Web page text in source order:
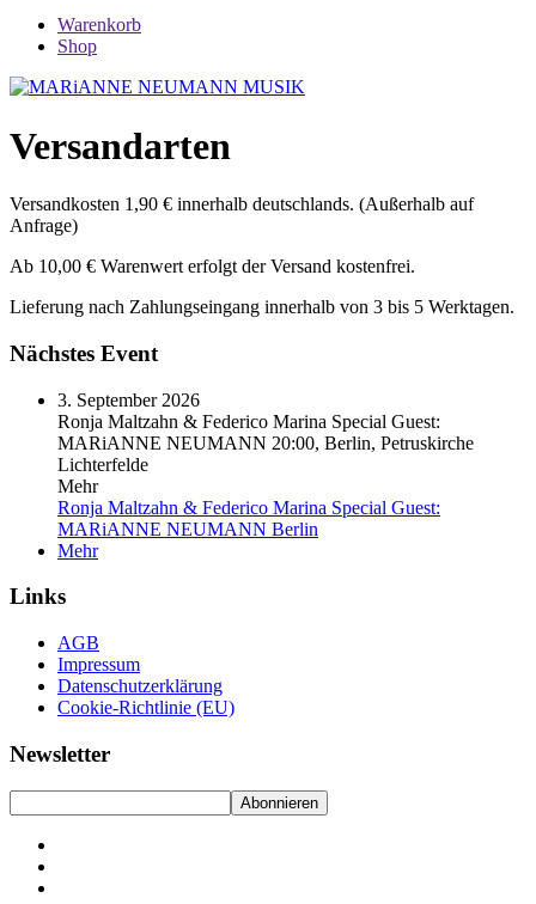
Warenkorb
Shop
Versandarten
Versandkosten 1,90 € innerhalb deutschlands. (Außerhalb auf
Anfrage)
Ab 10,00 € Warenwert erfolgt der Versand kostenfrei.
Lieferung nach Zahlungseingang innerhalb von 3 bis 5 Werktagen.
Nächstes Event
3. September 2026
Ronja Maltzahn & Federico Marina Special Guest:
MARiANNE NEUMANN 20:00, Berlin, Petruskirche
Lichterfelde
Mehr
Ronja Maltzahn & Federico Marina Special Guest:
MARiANNE NEUMANN Berlin
Mehr
Links
AGB
Impressum
Datenschutzerklärung
Cookie-Richtlinie (EU)
Newsletter